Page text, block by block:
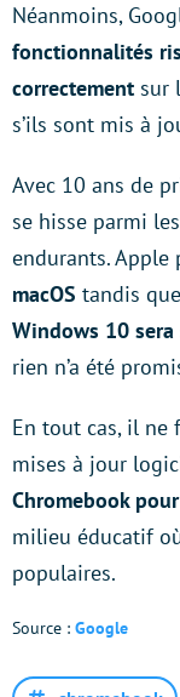
Néanmoins,
fonctionnalités
correctement sur
s’ils sont mis à
Avec 10 ans de
se hisse parmi
endurants. Apple
macOS tandis
Windows 10
rien n’a été
En tout cas, il ne
mises à jour
Chromebook
milieu éducatif
populaires.
Source : Google